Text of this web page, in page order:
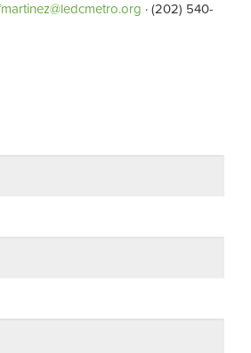
· (202) 540-